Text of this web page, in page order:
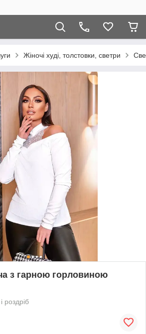
Жіночі худі, толстовки, светри
з гарною горловиною
роздріб